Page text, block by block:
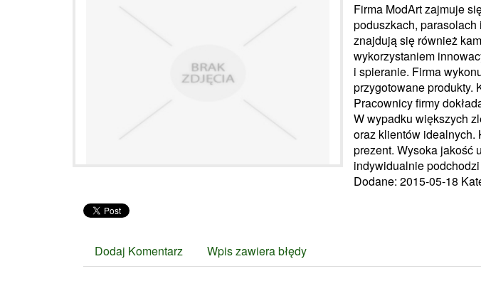
Firma ModArt zajmuje
poduszkach,
znajdują się również
wykorzystaniem
i spieranie. Firma
przygotowane produkty.
Pracownicy firmy
W wypadku większych
oraz klientów idealnych.
prezent. Wysoka jakość
indywidualnie
Dodane: 2015-05-18
Dodaj Komentarz Wpis zawiera błędy